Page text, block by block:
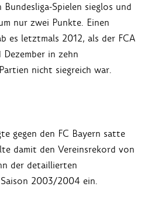
Spielen sieglos und
nur zwei Punkte. Einen
es letztmals 2012, als der FCA
in zehn
nicht siegreich war.
gegen den FC Bayern satte
damit den Vereinsrekord von
der detaillierten
2003/2004 ein.